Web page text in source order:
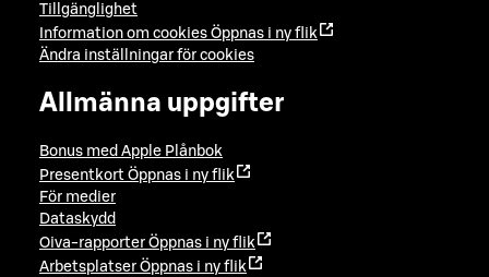
Tillgänglighet
Information om cookies Öppnas i ny flik
Ändra inställningar för cookies
Allmänna uppgifter
Bonus med Apple Plånbok
Presentkort Öppnas i ny flik
För medier
Dataskydd
Oiva-rapporter Öppnas i ny flik
Arbetsplatser Öppnas i ny flik